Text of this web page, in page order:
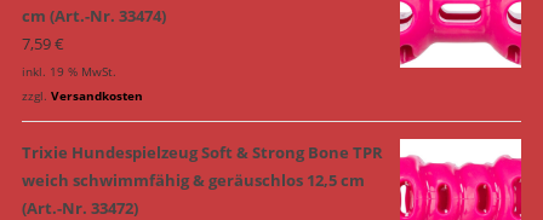
cm (Art.-Nr. 33474)
7,59€
inkl. 19 % MwSt.
zzgl. Versandkosten
Trixie Hundespielzeug Soft & Strong Bone TPR
weich schwimmfähig & geräuschlos 12,5 cm
(Art.-Nr. 33472)